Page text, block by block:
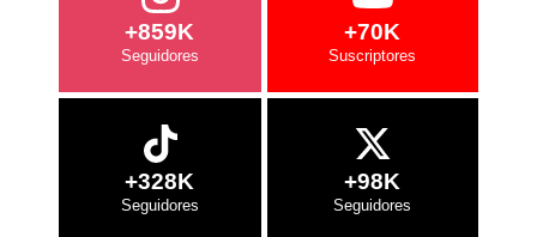
+859K +70K
+328K +98K